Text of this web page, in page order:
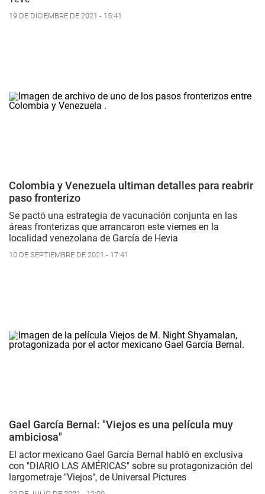
19 DE DICIEMBRE DE 2021 - 15:41
Colombia y Venezuela ultiman detalles para reabrir
paso fronterizo
Se pactó una estrategia de vacunación conjunta en las
áreas fronterizas que arrancaron este viernes en la
localidad venezolana de García de Hevia
10 DE SEPTIEMBRE DE 2021 - 17:41
Gael García Bernal: "Viejos es una película muy
ambiciosa"
El actor mexicano Gael García Bernal habló en exclusiva
con "DIARIO LAS AMÉRICAS" sobre su protagonización del
largometraje "Viejos", de Universal Pictures